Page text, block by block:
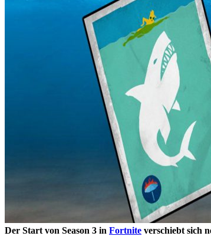
Der Start von Season 3 in Fortnite verschiebt sich